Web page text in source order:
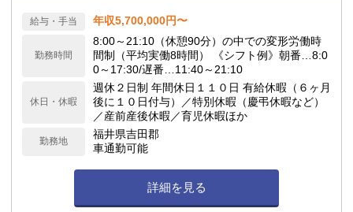
給与・手当 年収5,700,000円〜
勤務時間
8:00～21:10（休憩90分）の中での変形労働時
間制（平均実働8時間） 《シフト例》朝番…8:0
0～17:30/遅番…11:40～21:10
休日・休暇
週休２日制 年間休日１１０日 有給休暇（６ヶ月
後に１０日付与）／特別休暇（慶弔休暇など）
／産前産後休暇／育児休暇ほか
勤務地
福井県吉田郡
車通勤可能
詳細を見る